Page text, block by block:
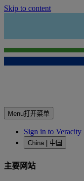
Skip to content
Menu打开菜单
Sign in to Veracity
China | 中国
主要网站